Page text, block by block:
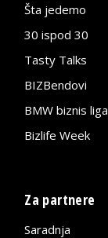
Šta jedemo
30 ispod 30
Tasty Talks
BIZBendovi
BMW biznis liga
Bizlife Week
Za partnere
Saradnja